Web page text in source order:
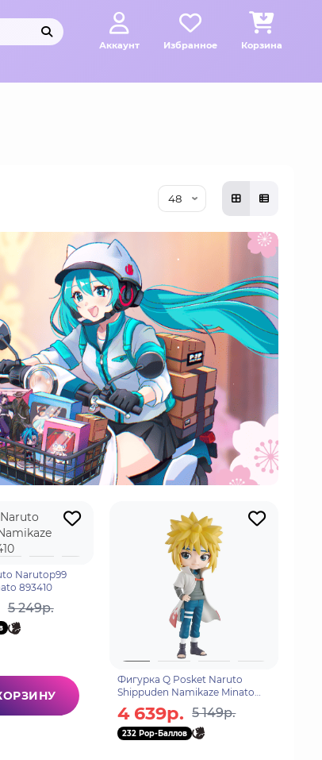
Аккаунт Избранное Корзина
Narutop99
893410
5 249р.
Фигурка Q Posket Naruto
Shippuden Namikaze Minato
Ver. A 4983164192285
4 639р. 5 149р.
232 Pop-Баллов